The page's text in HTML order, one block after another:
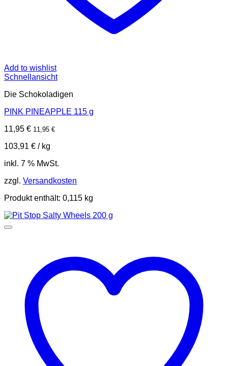
Add to wishlist
Schnellansicht
Die Schokoladigen
PINK PINEAPPLE 115 g
11,95 € 11,95 €
103,91 € / kg
inkl. 7 % MwSt.
zzgl. Versandkosten
Produkt enthält: 0,115 kg